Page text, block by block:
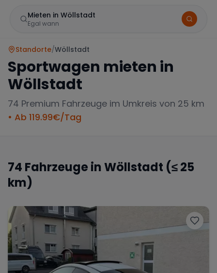
Mieten in Wöllstadt
Egal wann
Lamborghini Ferrari
Wann
Zeitraum wählen
Standorte/Wöllstadt
Sportwagen mieten in
Wöllstadt
74 Premium Fahrzeuge im Umkreis von 25 km
• Ab 119.99€/Tag
74 Fahrzeuge in Wöllstadt (≤ 25
km)